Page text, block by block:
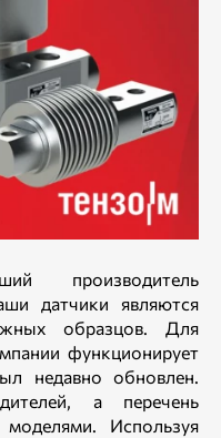
производитель
датчики являются
образцов. Для
функционирует
недавно обновлен.
а перечень
Используя